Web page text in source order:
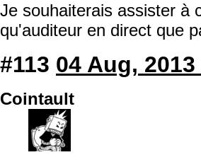
Je souhaiterais assister à
qu'auditeur en direct que
#113 04 Aug,
Cointault